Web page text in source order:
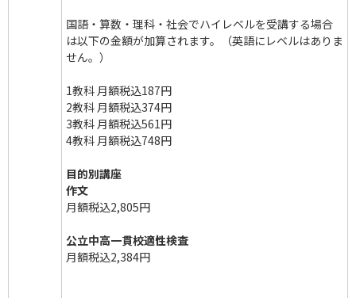
国語・算数・理科・社会でハイレベルを受講する場合
は以下の金額が加算されます。（英語にレベルはありま
せん。）
1教科 月額税込187円
2教科 月額税込374円
3教科 月額税込561円
4教科 月額税込748円
目的別講座
作文
月額税込2,805円
公立中高一貫校適性検査
月額税込2,384円